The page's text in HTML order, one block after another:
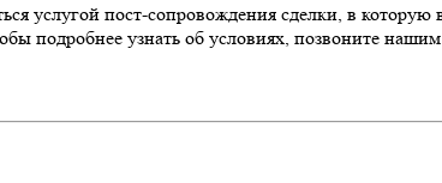
услугой пост-сопровождения сделки, в
подробнее узнать об условиях, позвоните